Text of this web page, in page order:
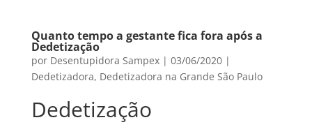
Quanto tempo a gestante fica fora após a
Dedetização
por Desentupidora Sampex| 03/06/2020|
Dedetizadora, Dedetizadora na Grande São Paulo
Dedetização